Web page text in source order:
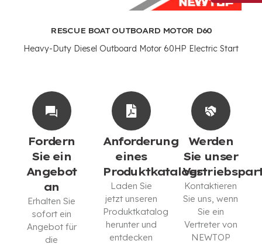
RESCUE BOAT OUTBOARD MOTOR D60
Heavy-Duty Diesel Outboard Motor 60HP Electric Start
Fordern
Sie ein
Angebot
an
Erhalten Sie
sofort ein
Angebot für
die
Anforderung
eines
Produktkatalogs
Laden Sie
jetzt unseren
Produktkatalog
herunter und
entdecken
Werden
Sie unser
Kontaktieren
Sie uns, wenn
Sie ein
Vertreter von
NEWTOP